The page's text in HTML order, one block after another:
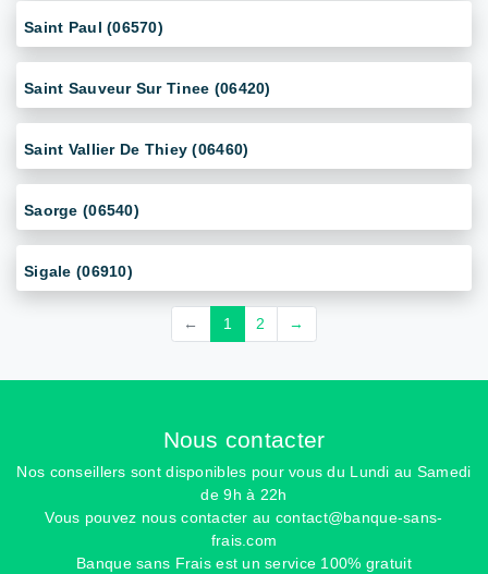
Saint Paul (06570)
Saint Sauveur Sur Tinee (06420)
Saint Vallier De Thiey (06460)
Saorge (06540)
Sigale (06910)
← 1 2 →
Nous contacter
Nos conseillers sont disponibles pour vous du Lundi au Samedi
de 9h à 22h
Vous pouvez nous contacter au contact@banque-sans-
frais.com
Banque sans Frais est un service 100% gratuit